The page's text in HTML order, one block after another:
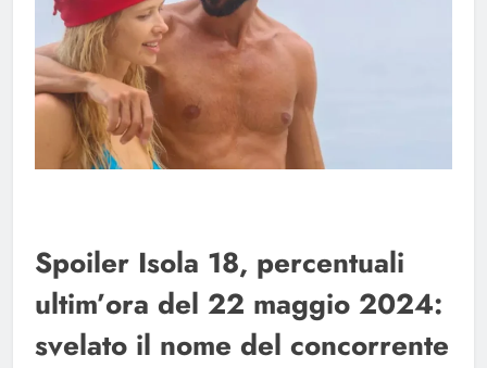
Spoiler Isola 18, percentuali
ultim’ora del 22 maggio 2024:
svelato il nome del concorrente